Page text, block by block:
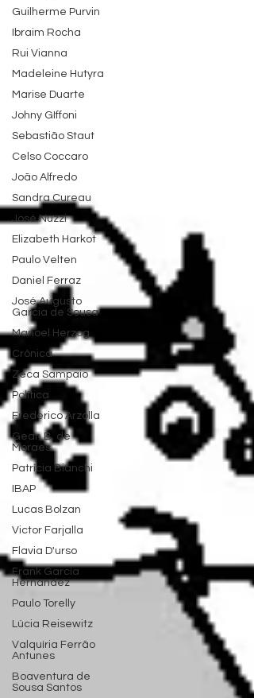
Guilherme Purvin
Ibraim Rocha
Rui Vianna
Madeleine Hutyra
Marise Duarte
Johny GIffoni
Sebastião Staut
Celso Coccaro
João Alfredo
Sandra Cureau
José Nuzzi
Elizabeth Harkot
Paulo Velten
Daniel Ferraz
José Augusto
Garcia de Sousa
Manoel Herzog
Crônica
Zeca Sampaio
Política
Frederico Arzolla
Gean B. de
Moraes
Patrícia Bianchi
IBAP
Lucas Bolzan
Victor Farjalla
Flavia D'urso
Frank García
Hernandez
Paulo Torelly
Lúcia Reisewitz
Valquíria Ferrão
Antunes
Boaventura de
Sousa Santos